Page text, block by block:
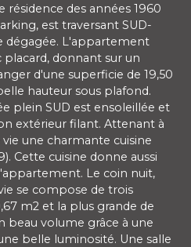
résidence des années 1960
est traversant SUD-
dégagée. L'appartement
donnant sur un
d'une superficie de 19,50
hauteur sous plafond.
plein SUD est ensoleillée et
extérieur filant. Attenant à
une charmante cuisine
Cette cuisine donne aussi
Le coin nuit,
se compose de trois
m2 et la plus grande de
beau volume grâce à une
belle luminosité. Une salle